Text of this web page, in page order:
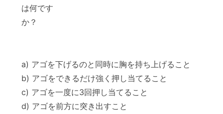
は何です
か？
a) アゴを下げるのと同時に胸を持ち上げること
b) アゴをできるだけ強く押し当てること
c) アゴを一度に3回押し当てること
d) アゴを前方に突き出すこと